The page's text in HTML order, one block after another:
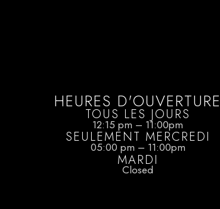
HEURES D'OUVERTURE
TOUS LES JOURS
12:15 pm – 11:00pm
SEULEMENT MERCREDI
05:00 pm – 11:00pm
MARDI
Closed